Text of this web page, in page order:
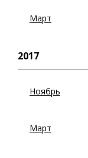
Март
2017
Ноябрь
Март